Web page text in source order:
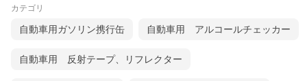
カテゴリ
自動車用ガソリン携行缶 自動車用 アルコールチェッカー
自動車用 反射テープ、リフレクター